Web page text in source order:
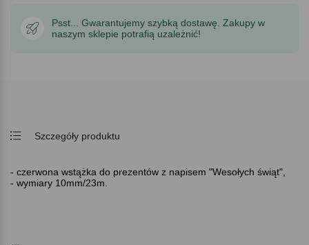
Psst... Gwarantujemy szybką dostawę. Zakupy w
naszym sklepie potrafią uzależnić!
Szczegóły produktu
- czerwona wstążka do prezentów z napisem "Wesołych świąt",
- wymiary 10mm/23m.